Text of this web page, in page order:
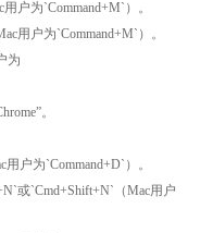
户为`Command+M`）。
用户为`Command+M`）。
为
。
户为`Command+D`）。
或`Cmd+Shift+N`（Mac用户